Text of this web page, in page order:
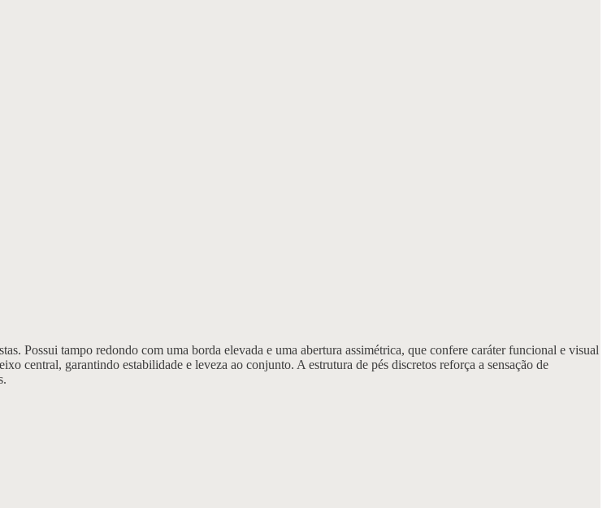
Possui tampo redondo com uma borda elevada e uma abertura assimétrica, que confere caráter funcional e visual
central, garantindo estabilidade e leveza ao conjunto. A estrutura de pés discretos reforça a sensação de